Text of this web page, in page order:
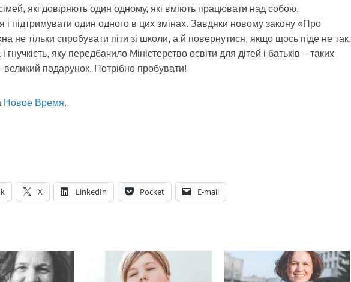
які довіряють один одному, які вміють працювати над собою,
і підтримувати один одного в цих змінах. Завдяки новому закону «Про
не тільки спробувати піти зі школи, а й повернутися, якщо щось піде не так.
гнучкість, яку передбачило Міністерство освіти для дітей і батьків – таких
великий подарунок. Потрібно пробувати!
Новое Время.
X LinkedIn Pocket E-mail